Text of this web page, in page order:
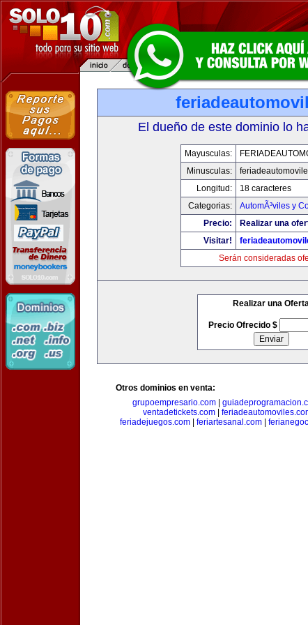
El dueño de este dominio lo
Mayusculas:
Minusculas:
Longitud:
18 caracteres
Categorias:
AutomÃ³viles y
Precio:
Realizar una
Visitar!
Serán consideradas
Realizar una
Precio Ofrecido $
Otros dominios en venta:
grupoempresario.com|
ventadetickets.com|
feriadejuegos.com| feriartesanal.com|